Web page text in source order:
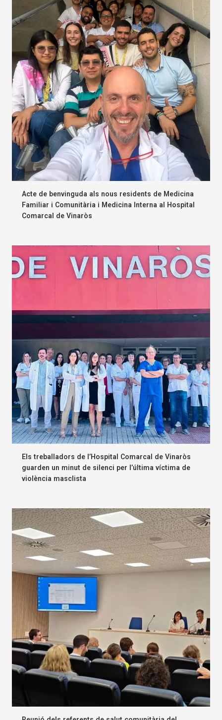
Acte de benvinguda als nous residents de Medicina
Familiar i Comunitària i Medicina Interna al Hospital
Comarcal de Vinaròs
Els treballadors de l’Hospital Comarcal de Vinaròs
guarden un minut de silenci per l’última víctima de
violència masclista